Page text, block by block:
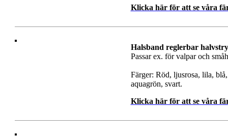
Klicka här för att se våra
Halsband reglerbar
Passar ex. för valpar och
Färger: Röd, ljusrosa, lila,
aquagrön, svart.
Klicka här för att se våra